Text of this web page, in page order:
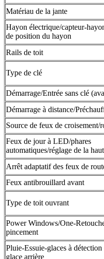
Matériau de la jante
Hayon électrique/capteur-
de position du hayon
Rails de toit
Type de clé
Démarrage/Entrée sans clé
Démarrage à distance/
Source de feux de croisement/
Feux de jour à LED/phares
automatiques/réglage de la
Arrêt adaptatif des feux de
Feux antibrouillard avant
Type de toit ouvrant
Power Windows/One-
pincement
Pluie-Essuie-glaces à
glace arrière